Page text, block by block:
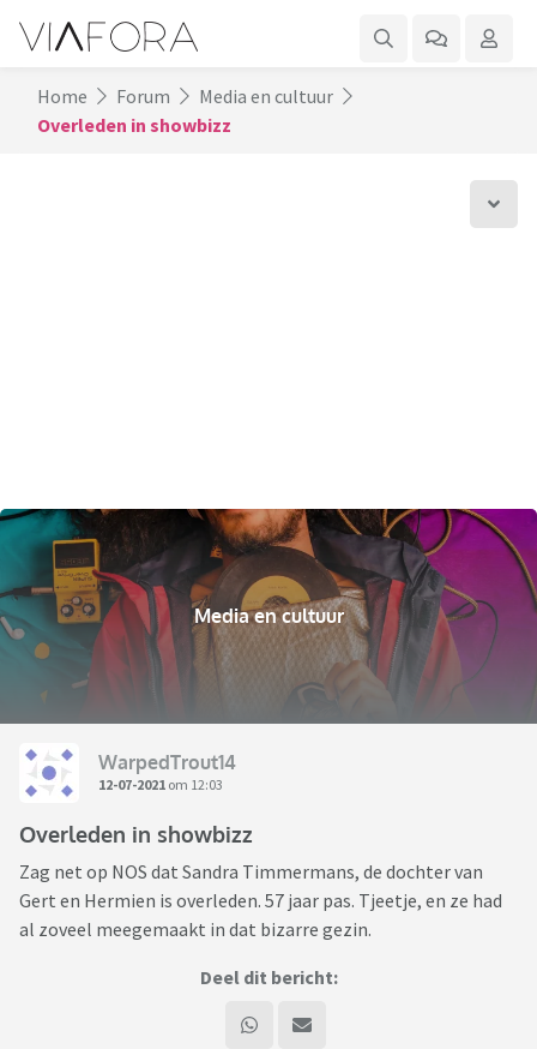
Home Forum
Media en cultuur
Overleden in showbizz
Media en cultuur
WarpedTrout14
12-07-2021 om 12:03
Overleden in showbizz
Zag net op NOS dat Sandra Timmermans, de dochter van
Gert en Hermien is overleden. 57 jaar pas. Tjeetje, en ze had
al zoveel meegemaakt in dat bizarre gezin.
Deel dit bericht: